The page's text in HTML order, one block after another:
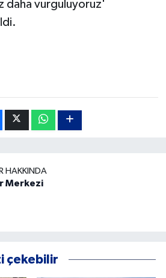
daha vurguluyoruz'
HAKKINDA
Merkezi
çekebilir